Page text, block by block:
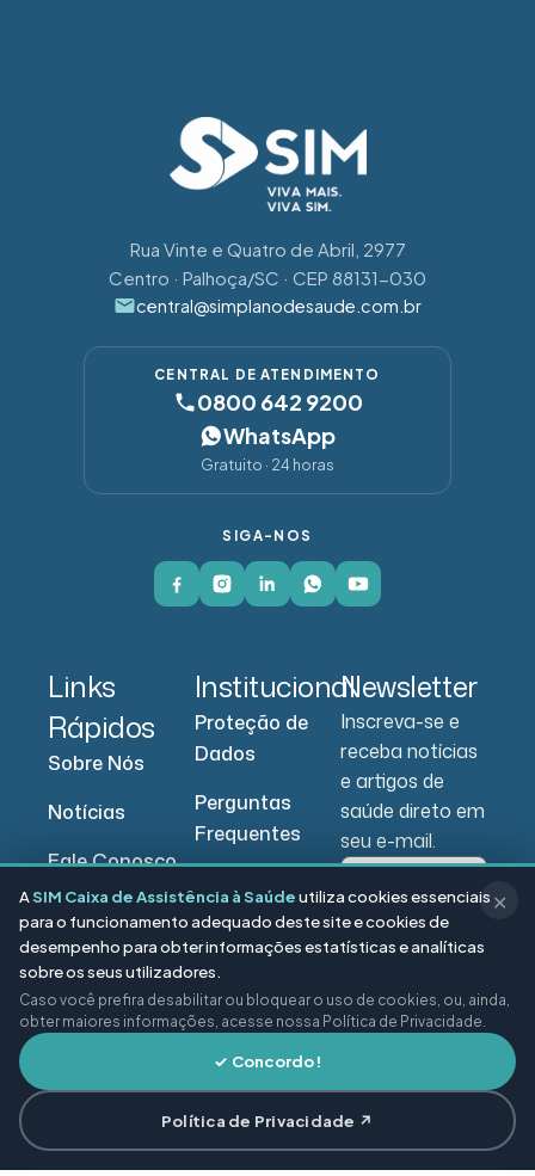
Rua Vinte e Quatro de Abril, 2977
Centro · Palhoça/SC · CEP 88131-030
central@simplanodesaude.com.br
CENTRAL DE ATENDIMENTO
0800 642 9200
WhatsApp
Gratuito · 24 horas
SIGA-NOS
Links
Rápidos
Sobre Nós
Notícias
Fale Conosco
Portal do
Beneficiário
Portal do
Prestador
Institucional
Proteção de
Dados
Perguntas
Frequentes
Newsletter
Inscreva-se e
receba notícias
e artigos de
saúde direto em
seu e-mail.
Enviar
ASIM Caixa de Assistência à Saúdeutiliza cookies essenciais
para o funcionamento adequado deste site e cookies de
desempenho para obter informações estatísticas e analíticas
sobre os seus utilizadores.
Caso você prefira desabilitar ou bloquear o uso de cookies, ou, ainda,
obter maiores informações, acesse nossa Política de Privacidade.
✓ Concordo!
Política de Privacidade ↗
✕